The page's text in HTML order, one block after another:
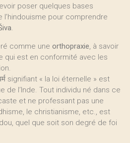
poser quelques bases
l’hindouisme pour comprendre
.
comme une orthopraxie, à savoir
qui est en conformité avec les
signifiant « la loi éternelle » est
de l’Inde. Tout individu né dans ce
et ne professant pas une
le christianisme, etc., est
quel que soit son degré de foi